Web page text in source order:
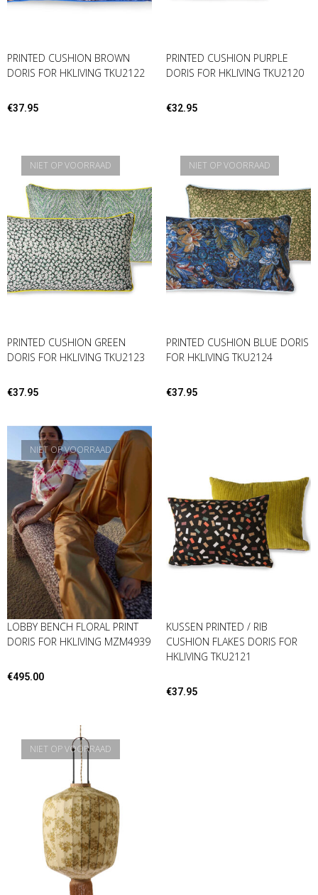
PRINTED CUSHION BROWN
DORIS FOR HKLIVING TKU2122
€37.95
PRINTED CUSHION PURPLE
DORIS FOR HKLIVING TKU2120
€32.95
NIET OP VOORRAAD
PRINTED CUSHION GREEN
DORIS FOR HKLIVING TKU2123
€37.95
NIET OP VOORRAAD
PRINTED CUSHION BLUE DORIS
FOR HKLIVING TKU2124
€37.95
NIET OP VOORRAAD
LOBBY BENCH FLORAL PRINT
DORIS FOR HKLIVING MZM4939
€495.00
KUSSEN PRINTED / RIB
CUSHION FLAKES DORIS FOR
HKLIVING TKU2121
€37.95
NIET OP VOORRAAD